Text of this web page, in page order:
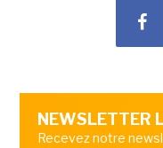
NEWSLETTER
Recevez notre